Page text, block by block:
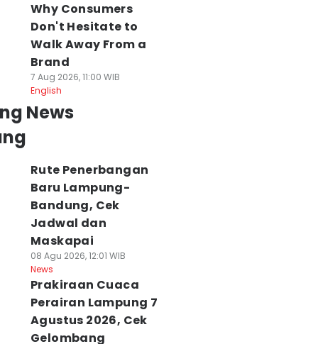
Why Consumers
Don't Hesitate to
Walk Away From a
Brand
7 Aug 2026, 11:00 WIB
English
News
Rute Penerbangan
Baru Lampung-
Bandung, Cek
Jadwal dan
Maskapai
08 Agu 2026, 12:01 WIB
News
Prakiraan Cuaca
Perairan Lampung 7
Agustus 2026, Cek
Gelombang